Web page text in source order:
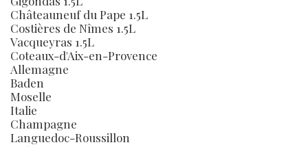
Châteauneuf du Pape 1.5L
Costières de Nîmes 1.5L
Vacqueyras 1.5L
Coteaux-d'Aix-en-Provence
Allemagne
Baden
Moselle
Italie
Champagne
Languedoc-Roussillon